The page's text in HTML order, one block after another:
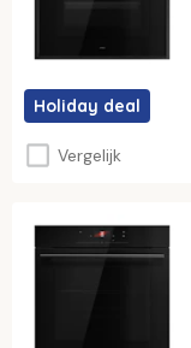
Holiday deal
Vergelijk